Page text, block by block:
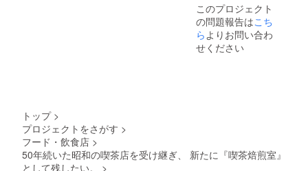
ラベル
に表記
されま
す。 商
品開封
意書き
で伴走
する、
全5回の
レク
チャー
コー
ヒーの
このプロジェクト
の問題報告はこち
ら よりお問い合わ
せください
トップ >
プロジェクトをさがす >
フード・飲食店 >
50年続いた昭和の喫茶店を受け継ぎ、 新たに『喫茶焙煎室』
として残したい。
>